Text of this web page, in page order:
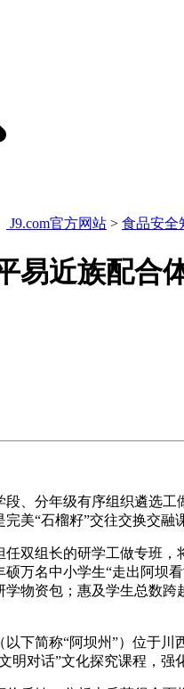
J9.com官方网站 > 食品安全
易近族配合
分年级有序组织遴选工
美“石榴籽”交往交换交融
组长的研学工做专班，
万名中小学生“走出阿坝
物资包；惠及学生总数
简称“阿坝州”）位于川
明对话”文化探究课程，